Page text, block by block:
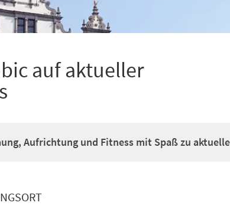
auf aktueller
Aufrichtung und Fitness mit Spaß zu